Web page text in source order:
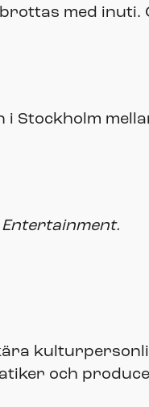
med inuti.
i Stockholm
Entertainment.
och